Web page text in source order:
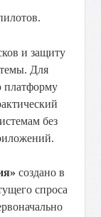
и защиту
Для
платформу
без
создано в
спроса